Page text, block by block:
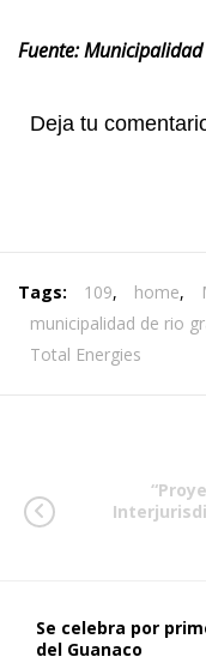
Fuente:
Deja tu
Tags: 109, home,
municipalidad de rio
Total Energies
Se celebra por
del Guanaco